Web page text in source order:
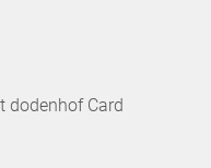
dodenhof Card